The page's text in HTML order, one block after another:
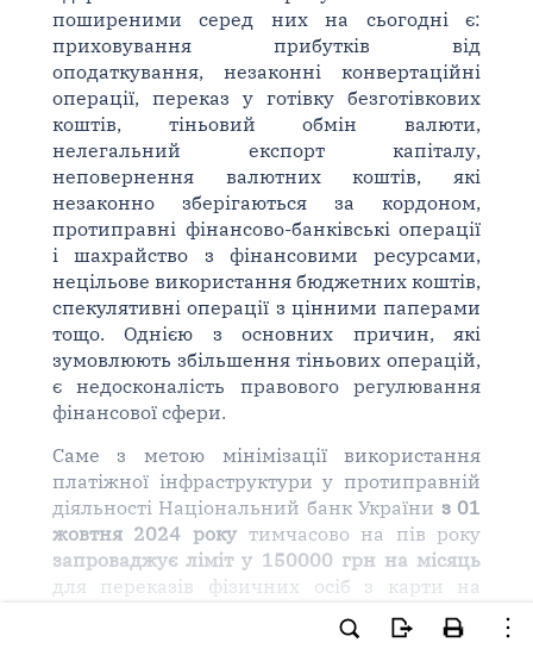
поширеними серед них на сьогодні є:
приховування прибутків від
оподаткування, незаконні конвертаційні
операції, переказ у готівку безготівкових
коштів, тіньовий обмін валюти,
нелегальний експорт капіталу,
неповернення валютних коштів, які
незаконно зберігаються за кордоном,
протиправні фінансово-банківські операції
і шахрайство з фінансовими ресурсами,
нецільове використання бюджетних коштів,
спекулятивні операції з цінними паперами
тощо. Однією з основних причин, які
зумовлюють збільшення тіньових операцій,
є недосконалість правового регулювання
фінансової сфери.
Саме з метою мінімізації використання
платіжної інфраструктури у протиправній
діяльності Національний банк України з 01
жовтня 2024 рокутимчасово на пів року
запроваджує ліміт у 150000 грн на місяць
для переказів фізичних осіб з карти на